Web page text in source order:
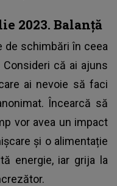
2023. Balanță
de schimbări în ceea
că ai ajuns
ai nevoie să faci
Încearcă să
vor avea un impact
și o alimentație
energie, iar grija la